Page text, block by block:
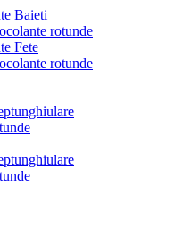
Baieti
rotunde
Fete
rotunde